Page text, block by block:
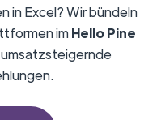
in Excel? Wir bündeln
imHello Pine